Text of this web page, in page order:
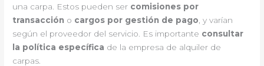
una carpa. Estos pueden ser comisiones por
transacción o cargos por gestión de pago , y varían
según el proveedor del servicio. Es importante consultar
la política específica de la empresa de alquiler de
carpas.